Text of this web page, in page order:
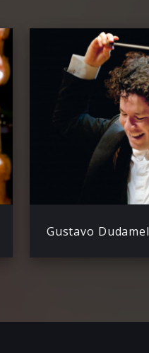
Gustavo Dudamel